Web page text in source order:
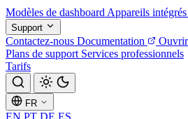
Modèles de dashboard Appareils intégrés
Support
Contactez-nous Documentation
Plans de support Services professionnels
Tarifs
FR
EN PT DE ES